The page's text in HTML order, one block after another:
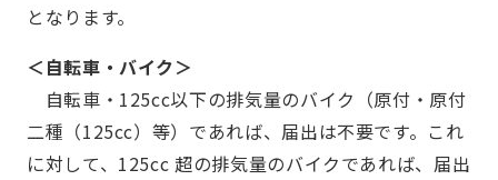
となります。
＜自転車・バイク＞
自転車・125cc以下の排気量のバイク（原付・原付
二種（125cc）等）であれば、届出は不要です。これ
に対して、125cc 超の排気量のバイクであれば、届出